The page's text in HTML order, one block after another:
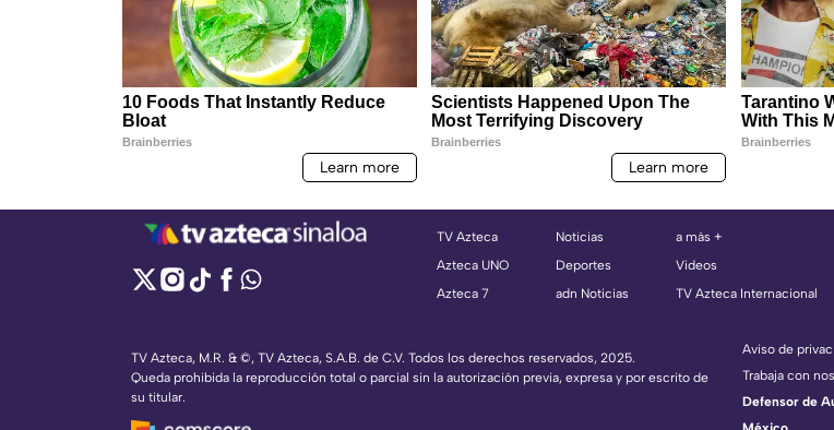
TV Azteca
Azteca UNO
Azteca 7
Noticias
Deportes
adn Noticias
a más +
Videos
TV Azteca Internacional
TV Azteca, M.R. & ©, TV Azteca, S.A.B. de C.V. Todos los derechos reservados, 2025.
Queda prohibida la reproducción total o parcial sin la autorización previa, expresa y por escrito de
su titular.
Aviso de
Trabaja con
Defensor de